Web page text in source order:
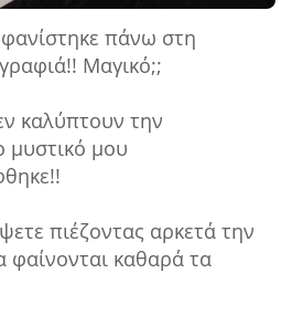
πάνω στη
Μαγικό;;
καλύπτουν την
μυστικό μου
πιέζοντας αρκετά την
φαίνονται καθαρά τα